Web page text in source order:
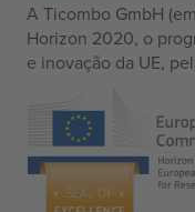
A Ticombo GmbH
Horizon 2020, o
e inovação da UE,